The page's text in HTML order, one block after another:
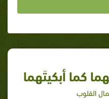
كما أبكيتَهما
القلوب